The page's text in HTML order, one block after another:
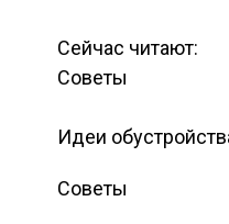
Сейчас читают:
Советы
Идеи
Советы